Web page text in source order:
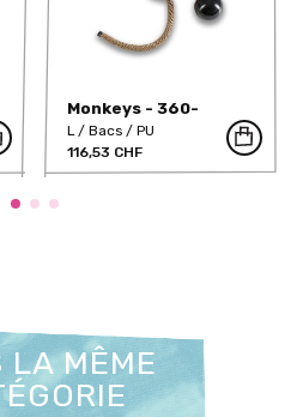
Monkeys - 360-
1046PU
L Bacs
PU
116,53 CHF
LA MÊME